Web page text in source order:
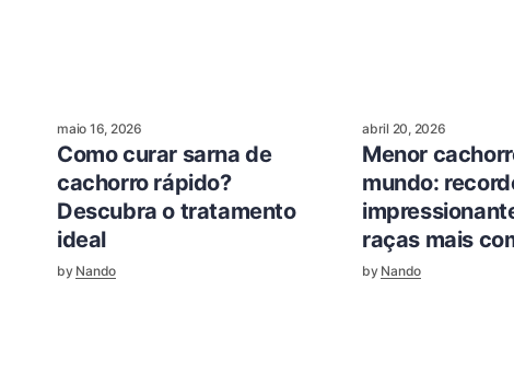
maio 16, 2026
Como curar sarna de
cachorro rápido?
Descubra o tratamento
ideal
by Nando
abril 20, 2026
Menor
mundo:
raças mais
by Nando